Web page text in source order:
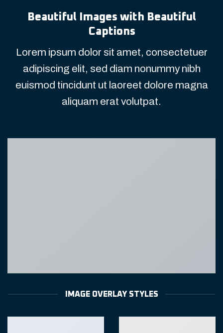
Beautiful Images with Beautiful
Captions
Lorem ipsum dolor sit amet, consectetuer
adipiscing elit, sed diam nonummy nibh
euismod tincidunt ut laoreet dolore magna
aliquam erat volutpat.
IMAGE OVERLAY STYLES